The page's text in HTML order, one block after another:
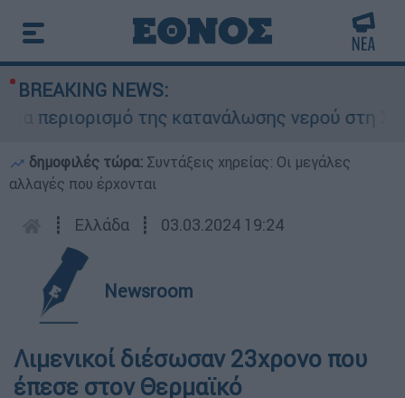
BREAKING NEWS:
περιορισμό της κατανάλωσης νερού στη
δημοφιλές τώρα: Συντάξεις χηρείας: Οι μεγάλες
αλλαγές που έρχονται
┋ Ελλάδα ┋ 03.03.2024 19:24
Newsroom
Λιμενικοί διέσωσαν 23χρονο που
έπεσε στον Θερμαϊκό